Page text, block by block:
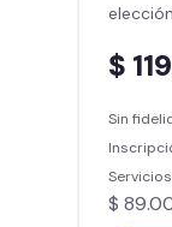
en
elección
$
Sin
$